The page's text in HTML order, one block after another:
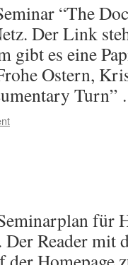
“The
Der Link
gibt es eine
Ostern,
für
Der Reader mit